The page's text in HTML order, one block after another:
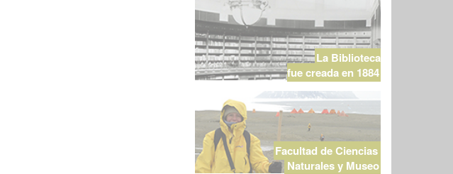
La Biblioteca
fue creada en 1884
Facultad de Ciencias
Naturales y Museo